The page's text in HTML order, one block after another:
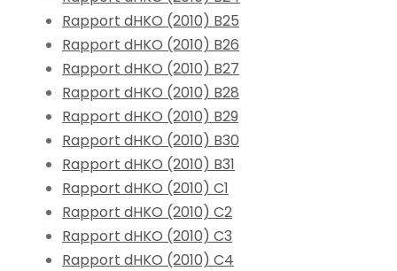
Rapport dHKO (2010) B25
Rapport dHKO (2010) B26
Rapport dHKO (2010) B27
Rapport dHKO (2010) B28
Rapport dHKO (2010) B29
Rapport dHKO (2010) B30
Rapport dHKO (2010) B31
Rapport dHKO (2010) C1
Rapport dHKO (2010) C2
Rapport dHKO (2010) C3
Rapport dHKO (2010) C4